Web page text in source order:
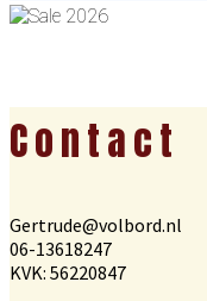
Footer
Contact
Gertrude@volbord.nl
06-13618247
KVK: 56220847